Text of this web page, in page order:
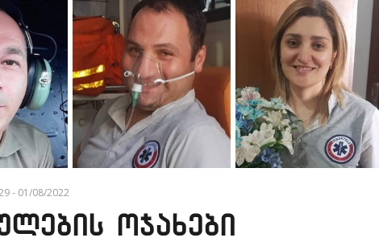
- 01/08/2022
ოჯახები